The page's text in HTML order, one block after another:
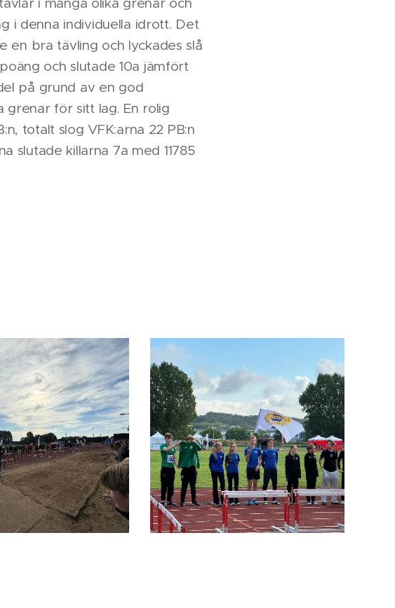
i denna individuella idrott. Det
en bra tävling och lyckades slå
och slutade 10a jämfört
på grund av en god
grenar för sitt lag. En rolig
totalt slog VFK:arna 22 PB:n
slutade killarna 7a med 11785